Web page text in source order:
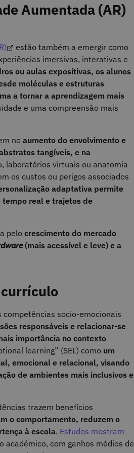
Aumentada (AR)
estão também a emergir como
imersivas, interativas e
ou aulas expositivas, os alunos
moléculas e estruturas
a tornar a aprendizagem mais
e uma compreensão mais
no aumento do envolvimento e
tangíveis, e na
laboratórios virtuais ou anatomia
os custos ou perigos associados
adaptativa permite
real e trajetos de
pelo crescimento do mercado
(mais acessível e leve) e a
socio-emocionais
responsáveis e relacionar‑se
importância no contexto
learning” (SEL) como um
emocional e relacional, visando
de ambientes mais inclusivos e
trazem benefícios
o comportamento, reduzem o
à escola. Estudos mostram
académico, com ganhos médios de